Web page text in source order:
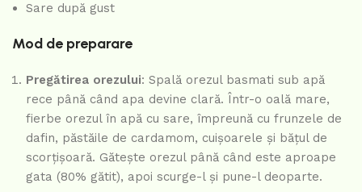
Sare după gust
Mod de preparare
Pregătirea orezului: Spală orezul basmati sub apă
rece până când apa devine clară. Într-o oală mare,
fierbe orezul în apă cu sare, împreună cu frunzele de
dafin, păstăile de cardamom, cuișoarele și bățul de
scorțișoară. Gătește orezul până când este aproape
gata (80% gătit), apoi scurge-l și pune-l deoparte.